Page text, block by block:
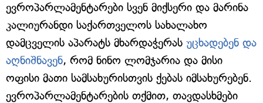
ევროპარლამენტარები სვენ მიქსერი და მარინა
კალიურანდი საქართველოს სახალახო
დამცველის აპარატს მხარდაჭერას უცხადებენ და
აღნიშნავენ, რომ ნინო ლომჯარია და მისი
ოფისი მათი სამსახურისთვის ქებას იმსახურებენ.
ევროპარლამენტარების თქმით, თავდასხმები